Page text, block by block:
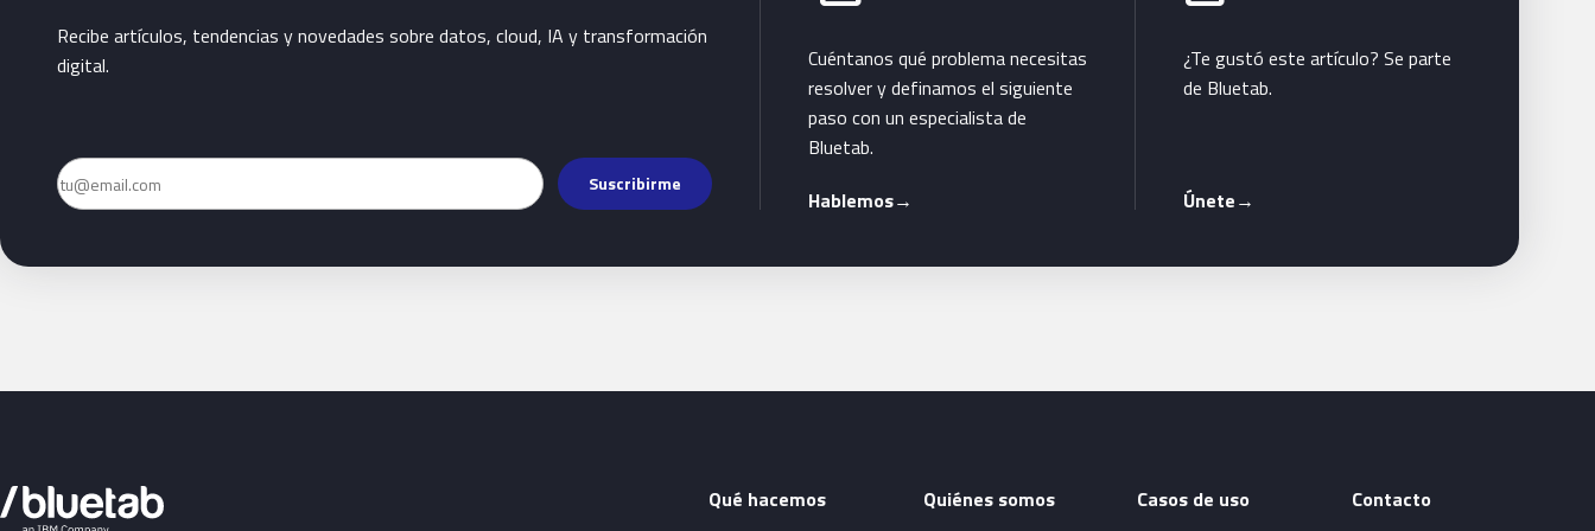
Recibe artículos, tendencias y novedades sobre datos, cloud, IA y transformación
digital.
Email Suscribirme
Cuéntanos qué problema necesitas
resolver y definamos el siguiente
paso con un especialista de
Bluetab.
Hablemos→
¿Te gustó este artículo? Se parte
de Bluetab.
Únete→
Qué hacemos Quiénes somos Casos de uso Contacto